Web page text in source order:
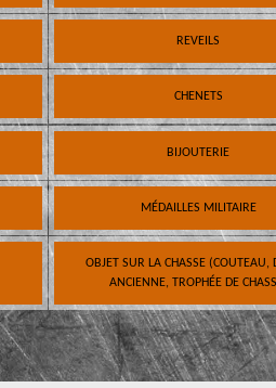
REVEILS
CHENETS
BIJOUTERIE
MÉDAILLES MILITAIRE
OBJET SUR LA CHASSE (COUTEAU,
ANCIENNE, TROPHÉE DE